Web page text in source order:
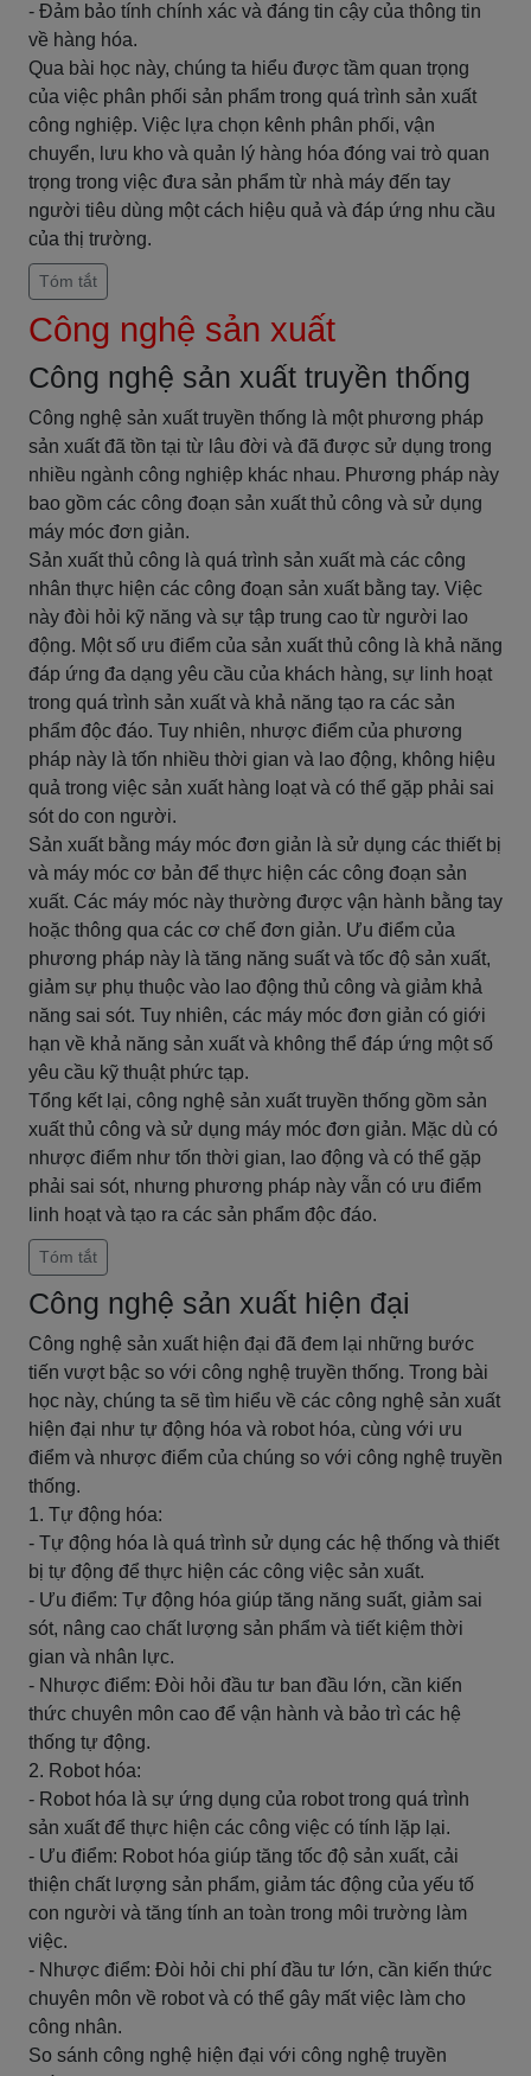
- Đảm bảo tính chính xác và đáng tin cậy của thông tin
về hàng hóa.
Qua bài học này, chúng ta hiểu được tầm quan trọng
của việc phân phối sản phẩm trong quá trình sản xuất
công nghiệp. Việc lựa chọn kênh phân phối, vận
chuyển, lưu kho và quản lý hàng hóa đóng vai trò quan
trọng trong việc đưa sản phẩm từ nhà máy đến tay
người tiêu dùng một cách hiệu quả và đáp ứng nhu cầu
của thị trường.
Tóm tắt
Công nghệ sản xuất
Công nghệ sản xuất truyền thống
Công nghệ sản xuất truyền thống là một phương pháp
sản xuất đã tồn tại từ lâu đời và đã được sử dụng trong
nhiều ngành công nghiệp khác nhau. Phương pháp này
bao gồm các công đoạn sản xuất thủ công và sử dụng
máy móc đơn giản.
Sản xuất thủ công là quá trình sản xuất mà các công
nhân thực hiện các công đoạn sản xuất bằng tay. Việc
này đòi hỏi kỹ năng và sự tập trung cao từ người lao
động. Một số ưu điểm của sản xuất thủ công là khả năng
đáp ứng đa dạng yêu cầu của khách hàng, sự linh hoạt
trong quá trình sản xuất và khả năng tạo ra các sản
phẩm độc đáo. Tuy nhiên, nhược điểm của phương
pháp này là tốn nhiều thời gian và lao động, không hiệu
quả trong việc sản xuất hàng loạt và có thể gặp phải sai
sót do con người.
Sản xuất bằng máy móc đơn giản là sử dụng các thiết bị
và máy móc cơ bản để thực hiện các công đoạn sản
xuất. Các máy móc này thường được vận hành bằng tay
hoặc thông qua các cơ chế đơn giản. Ưu điểm của
phương pháp này là tăng năng suất và tốc độ sản xuất,
giảm sự phụ thuộc vào lao động thủ công và giảm khả
năng sai sót. Tuy nhiên, các máy móc đơn giản có giới
hạn về khả năng sản xuất và không thể đáp ứng một số
yêu cầu kỹ thuật phức tạp.
Tổng kết lại, công nghệ sản xuất truyền thống gồm sản
xuất thủ công và sử dụng máy móc đơn giản. Mặc dù có
nhược điểm như tốn thời gian, lao động và có thể gặp
phải sai sót, nhưng phương pháp này vẫn có ưu điểm
linh hoạt và tạo ra các sản phẩm độc đáo.
Tóm tắt
Công nghệ sản xuất hiện đại
Công nghệ sản xuất hiện đại đã đem lại những bước
tiến vượt bậc so với công nghệ truyền thống. Trong bài
học này, chúng ta sẽ tìm hiểu về các công nghệ sản xuất
hiện đại như tự động hóa và robot hóa, cùng với ưu
điểm và nhược điểm của chúng so với công nghệ truyền
thống.
1. Tự động hóa:
- Tự động hóa là quá trình sử dụng các hệ thống và thiết
bị tự động để thực hiện các công việc sản xuất.
- Ưu điểm: Tự động hóa giúp tăng năng suất, giảm sai
sót, nâng cao chất lượng sản phẩm và tiết kiệm thời
gian và nhân lực.
- Nhược điểm: Đòi hỏi đầu tư ban đầu lớn, cần kiến
thức chuyên môn cao để vận hành và bảo trì các hệ
thống tự động.
2. Robot hóa:
- Robot hóa là sự ứng dụng của robot trong quá trình
sản xuất để thực hiện các công việc có tính lặp lại.
- Ưu điểm: Robot hóa giúp tăng tốc độ sản xuất, cải
thiện chất lượng sản phẩm, giảm tác động của yếu tố
con người và tăng tính an toàn trong môi trường làm
việc.
- Nhược điểm: Đòi hỏi chi phí đầu tư lớn, cần kiến thức
chuyên môn về robot và có thể gây mất việc làm cho
công nhân.
So sánh công nghệ hiện đại với công nghệ truyền